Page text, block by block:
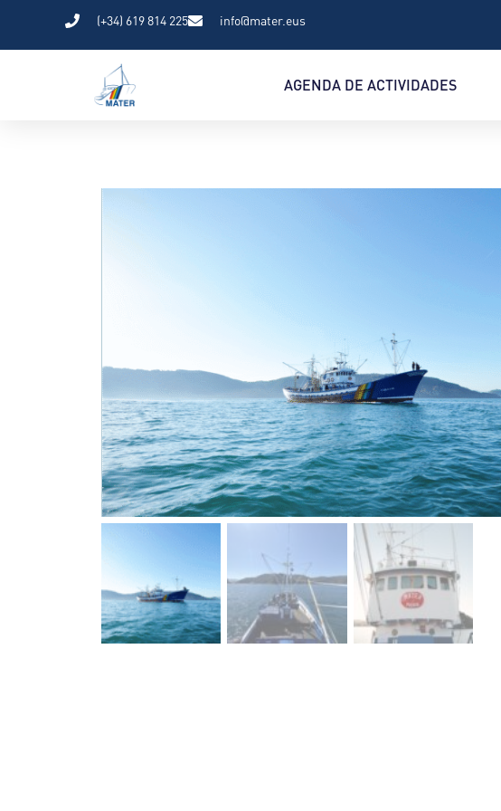
(+34) 619 814 225 info@mater.eus
AGENDA DE ACTIVIDADES